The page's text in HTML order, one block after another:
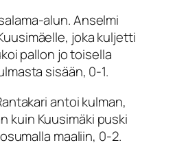
alun. Anselmi
joka kuljetti
pallon jo toisella
sisään, 0-1.
antoi kulman,
kuin Kuusimäki puski
maaliin, 0-2.